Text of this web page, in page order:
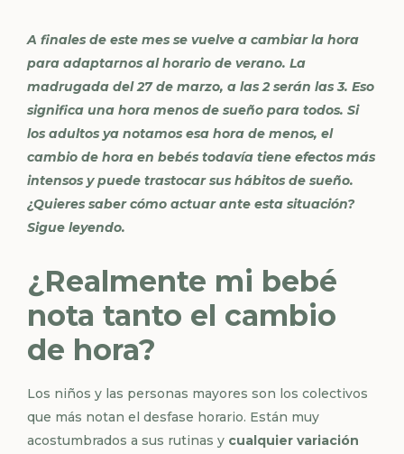
A finales de este mes se vuelve a cambiar la hora
para adaptarnos al horario de verano. La
madrugada del 27 de marzo, a las 2 serán las 3. Eso
significa una hora menos de sueño para todos. Si
los adultos ya notamos esa hora de menos, el
cambio de hora en bebés todavía tiene efectos más
intensos y puede trastocar sus hábitos de sueño.
¿Quieres saber cómo actuar ante esta situación?
Sigue leyendo.
¿Realmente mi bebé
nota tanto el cambio
de hora?
Los niños y las personas mayores son los colectivos
que más notan el desfase horario. Están muy
acostumbrados a sus rutinas y cualquier variación